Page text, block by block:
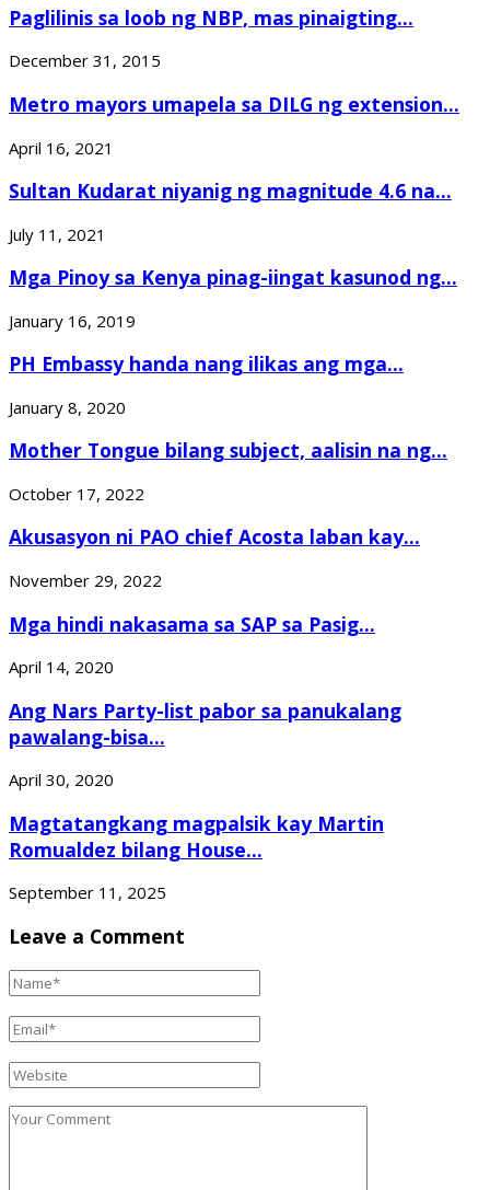
Paglilinis sa loob ng NBP, mas pinaigting...
December 31, 2015
Metro mayors umapela sa DILG ng extension...
April 16, 2021
Sultan Kudarat niyanig ng magnitude 4.6 na...
July 11, 2021
Mga Pinoy sa Kenya pinag-iingat kasunod ng...
January 16, 2019
PH Embassy handa nang ilikas ang mga...
January 8, 2020
Mother Tongue bilang subject, aalisin na ng...
October 17, 2022
Akusasyon ni PAO chief Acosta laban kay...
November 29, 2022
Mga hindi nakasama sa SAP sa Pasig...
April 14, 2020
Ang Nars Party-list pabor sa panukalang
pawalang-bisa...
April 30, 2020
Magtatangkang magpalsik kay Martin
Romualdez bilang House...
September 11, 2025
Leave a Comment